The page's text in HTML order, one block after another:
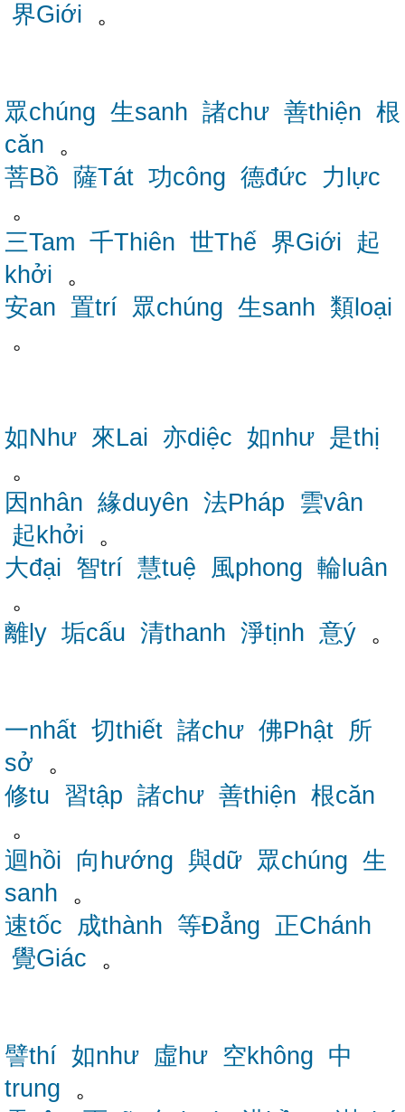
界Giới 。
眾chúng 生sanh 諸chư 善thiện 根
căn 。
菩Bồ 薩Tát 功công 德đức
力lực
。
三Tam 千Thiên 世Thế 界Giới 起
khởi 。
安an 置trí 眾chúng 生sanh 類loại
。
如Như 來Lai 亦diệc 如như 是thị
。
因nhân 緣duyên 法Pháp
雲vân
起khởi 。
大đại 智trí 慧tuệ 風phong 輪luân
。
離ly 垢cấu 清thanh 淨tịnh 意ý 。
一nhất 切thiết 諸chư 佛Phật 所
sở 。
修tu 習tập 諸chư 善thiện 根căn
。
迴hồi
向hướng 與dữ 眾chúng 生
sanh 。
速tốc
成thành 等Đẳng 正Chánh
覺Giác 。
譬thí 如như 虛hư 空không 中
trung 。